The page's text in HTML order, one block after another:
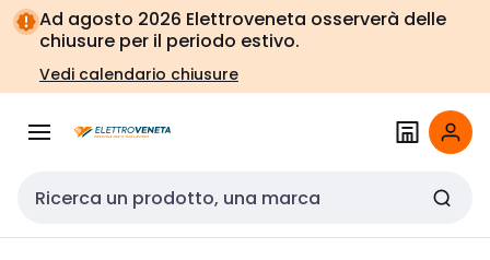
Vai alla
navigazione
Vai
alla
pagina
Ad agosto 2026 Elettroveneta osserverà delle
chiusure per il periodo estivo.
Vedi calendario chiusure
Cerca input